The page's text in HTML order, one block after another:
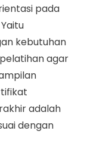
pada
kebutuhan
agar
adalah
dengan